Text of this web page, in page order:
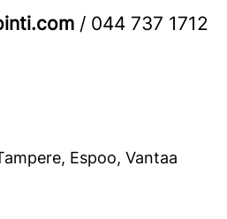
/ 044 737 1712
Espoo, Vantaa